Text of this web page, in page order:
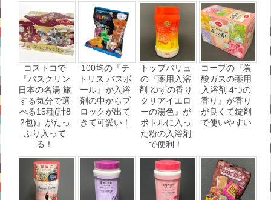
コストコで
『バスクリン
日本の名湯 旅
する気分で選
べる15種(計8
2包)』がたっ
ぷり入って
る！
100均の『テ
トリス バスボ
ール』が入浴
剤の中からブ
ロックが出て
きて可愛い！
トップバリュ
の『薬用入浴
剤 ゆずの香り
クリアイエロ
ーの湯色』が
ボトルに入っ
た粉の入浴剤
で便利！
コープの『炭
酸ガスの薬用
入浴剤 4つの
香り』が香り
が良くて錠剤
で使いやすい